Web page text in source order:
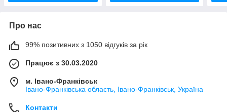
Про нас
99% позитивних з 1050 відгуків за рік
Працює з 30.03.2020
м. Івано-Франківськ
Івано-Франківська область, Івано-Франківськ, Україна
Контакти